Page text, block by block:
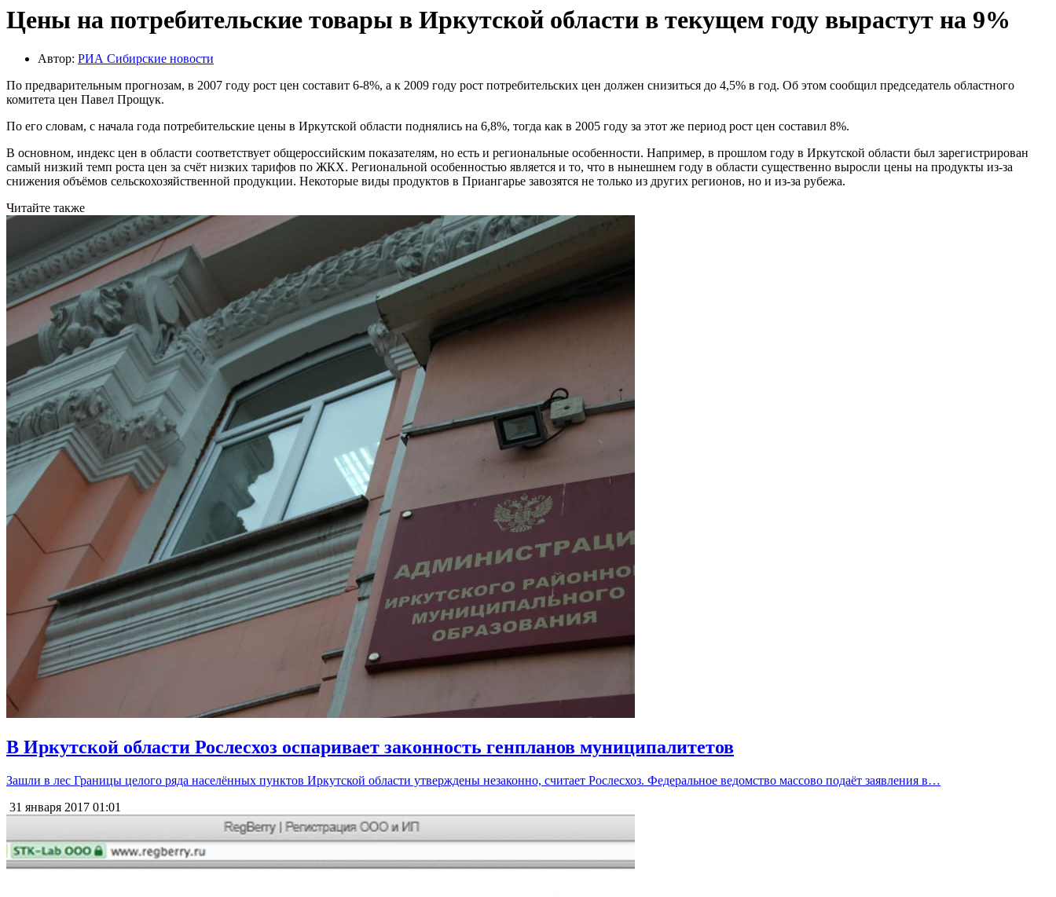
Цены на потребительские товары в Иркутской области в текущем году вырастут на 9%
Автор: РИА Cибирские новости
По предварительным прогнозам, в 2007 году рост цен составит 6-8%, а к 2009 году рост потребительских цен должен снизиться до 4,5% в год. Об этом сообщил председатель областного
комитета цен Павел Прощук.
По его словам, с начала года потребительские цены в Иркутской области поднялись на 6,8%, тогда как в 2005 году за этот же период рост цен составил 8%.
В основном, индекс цен в области соответствует общероссийским показателям, но есть и региональные особенности. Например, в прошлом году в Иркутской области был зарегистрирован
самый низкий темп роста цен за счёт низких тарифов по ЖКХ. Региональной особенностью является и то, что в нынешнем году в области существенно выросли цены на продукты из-за
снижения объёмов сельскохозяйственной продукции. Некоторые виды продуктов в Приангарье завозятся не только из других регионов, но и из-за рубежа.
Читайте также
В Иркутской области Рослесхоз оспаривает законность генпланов муниципалитетов
Зашли в лес Границы целого ряда населённых пунктов Иркутской области утверждены незаконно, считает Рослесхоз. Федеральное ведомство массово подаёт заявления в…
31 января 2017 01:01